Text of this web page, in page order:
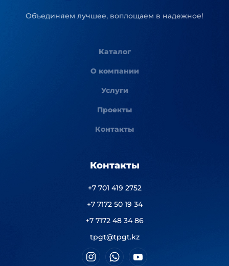
Объединяем лучшее, воплощаем в надежное!
Каталог
О компании
Услуги
Проекты
Контакты
Контакты
+7 701 419 2752
+7 7172 50 19 34
+7 7172 48 34 86
tpgt@tpgt.kz